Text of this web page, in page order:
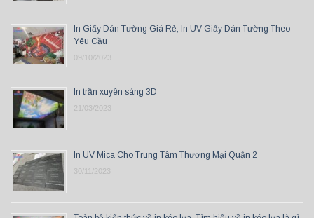
In Giấy Dán Tường Giá Rẻ, In UV Giấy Dán Tường Theo
Yêu Cầu
09/10/2023
In trần xuyên sáng 3D
21/03/2023
In UV Mica Cho Trung Tâm Thương Mại Quận 2
30/11/2023